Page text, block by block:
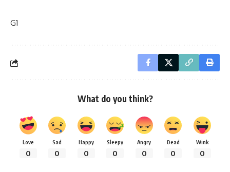
G1
What do you think?
Love
0
Sad
0
Happy
0
Sleepy
0
Angry
0
Dead
0
Wink
0